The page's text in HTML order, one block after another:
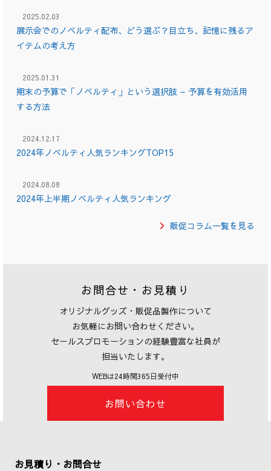
2025.02.03
展示会でのノベルティ配布、どう選ぶ？目立ち、記憶に残るア
イテムの考え方
2025.01.31
期末の予算で「ノベルティ」という選択肢 – 予算を有効活用
する方法
2024.12.17
2024年ノベルティ人気ランキングTOP15
2024.08.08
2024年上半期ノベルティ人気ランキング
販促コラム一覧を見る
お問合せ・お見積り
オリジナルグッズ・販促品製作について
お気軽にお問い合わせください。
セールスプロモーションの経験豊富な社員が
担当いたします。
WEBは24時間365日受付中
お問い合わせ
お見積り・お問合せ